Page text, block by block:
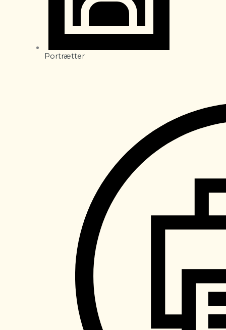
Portrætter